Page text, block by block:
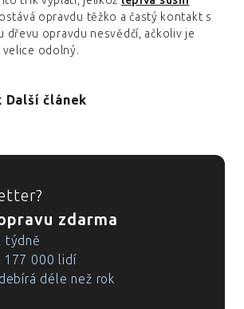
opravdu těžko a častý kontakt s
dřevu opravdu nesvědčí, ačkoliv je
velice odolný.
Další článek
zdarma
týdně
177 000 lidí
déle než rok